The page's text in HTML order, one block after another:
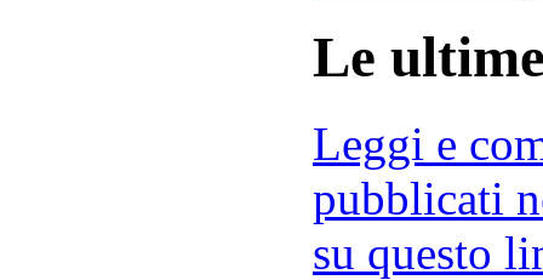
Le
Leggi e
pubblicati
su questo